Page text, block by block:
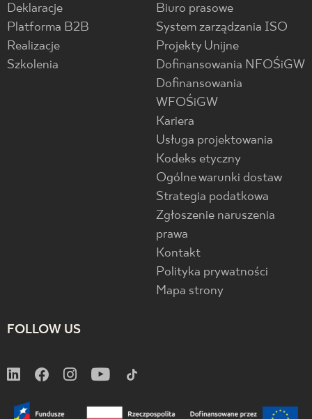
Deklaracje
Platforma B2B
Realizacje
Szkolenia
Biuro prasowe
System zarządzania ISO
Projekty Unijne
Dofinansowania NFOŚiGW
Dofinansowania
WFOŚiGW
Kariera
Usługa projektowania
Kodeks etyczny
Ogólne warunki dostaw
Strategia podatkowa
Zgłoszenie naruszenia
prawa
Kontakt
Polityka prywatności
Mapa strony
FOLLOW US